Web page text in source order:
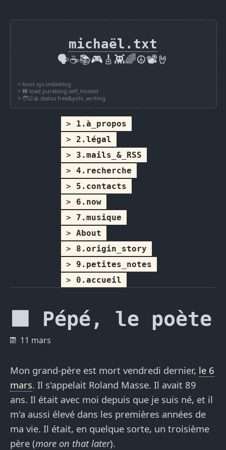
michaël.txt
🗣️☕📚🎮🎸👾🌈☮️📽️🤘
1.à_propos
2.légal
3.mails_&_RSS
4.recherche
5.contacts
6.now
7.musique
About
8.origin_story
9.petites_notes
0.accueil
⬛ Pépé, le poète
11 mars
Mon grand-père est mort vendredi dernier, le 6
mars. Il s'appelait Roland Masse. Il avait 89
ans. Il était avec moi depuis que je suis né, et il
m'a aussi élevé dans les premières années de
ma vie. Il était, en quelque sorte, un troisième
père (more on that later).